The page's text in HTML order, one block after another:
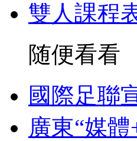
雙人課程
随便看看
國際足聯
廣東“媒